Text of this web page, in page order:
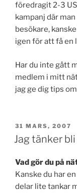
föredragit 2-3
kampanj där
besökare,
igen för att få en
Har du inte gått
medlem i mitt
jag ge dig tips
PUBLICERAT
31 MARS, 2007
Jag tänker
Vad gör du på
Kanske du har
delar lite tankar